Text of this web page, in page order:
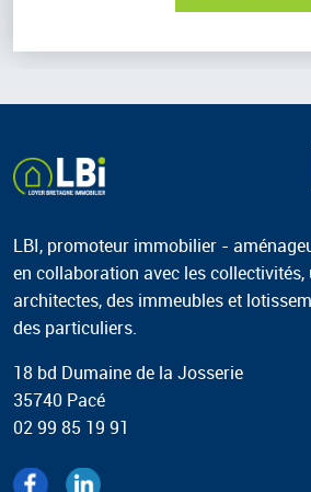
LOYER BRETAGNE
LBI, promoteur immobilier -
en collaboration avec les collectivités,
architectes, des immeubles et
des particuliers.
18 bd Dumaine de la Josserie
35740 Pacé
02 99 85 19 91
Nous suivre